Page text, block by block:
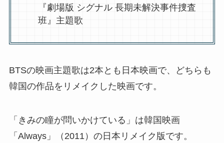
『劇場版 シグナル 長期未解決事件捜査
班』主題歌
BTSの映画主題歌は2本とも日本映画で、どちらも
韓国の作品をリメイクした映画です。
「きみの瞳が問いかけている」は韓国映画
「Always」（2011）の日本リメイク版です。